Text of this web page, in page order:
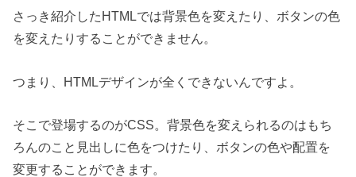
さっき紹介したHTMLでは背景色を変えたり、ボタンの色
を変えたりすることができません。
つまり、HTMLデザインが全くできないんですよ。
そこで登場するのがCSS。背景色を変えられるのはもち
ろんのこと見出しに色をつけたり、ボタンの色や配置を
変更することができます。